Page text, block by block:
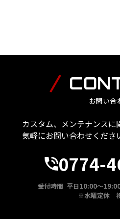
お問い合
カスタム、メンテナンス
気軽にお問い合わせくださ
0774-
受付時間 平日10:00～
※水曜定休